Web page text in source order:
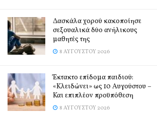
Δασκάλα χορού κακοποίησε
σεξουαλικά δύο ανήλικους
μαθητές της
8 ΑΥΓΟΎΣΤΟΥ 2026
Έκτακτο επίδομα παιδιού:
«Κλειδώνει» ως 10 Αυγούστου –
Και επιπλέον προϋπόθεση
8 ΑΥΓΟΎΣΤΟΥ 2026